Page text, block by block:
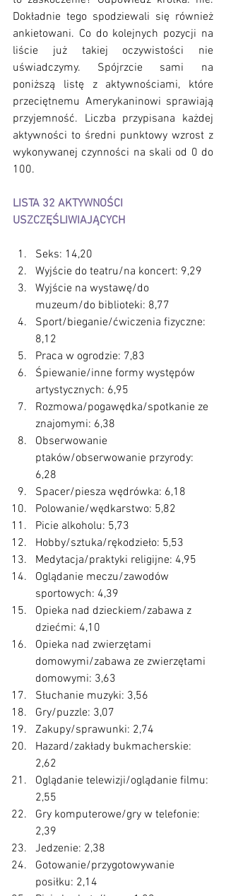
Dokładnie tego spodziewali się również
ankietowani. Co do kolejnych pozycji na
liście już takiej oczywistości nie
uświadczymy. Spójrzcie sami na
poniższą listę z aktywnościami, które
przeciętnemu Amerykaninowi sprawiają
przyjemność. Liczba przypisana każdej
aktywności to średni punktowy wzrost z
wykonywanej czynności na skali od 0 do
100.
LISTA 32 AKTYWNOŚCI
USZCZĘŚLIWIAJĄCYCH
Seks: 14,20
Wyjście do teatru/na koncert: 9,29
Wyjście na wystawę/do
muzeum/do biblioteki: 8,77
Sport/bieganie/ćwiczenia fizyczne:
8,12
Praca w ogrodzie: 7,83
Śpiewanie/inne formy występów
artystycznych: 6,95
Rozmowa/pogawędka/spotkanie ze
znajomymi: 6,38
Obserwowanie
ptaków/obserwowanie przyrody:
6,28
Spacer/piesza wędrówka: 6,18
Polowanie/wędkarstwo: 5,82
Picie alkoholu: 5,73
Hobby/sztuka/rękodzieło: 5,53
Medytacja/praktyki religijne: 4,95
Oglądanie meczu/zawodów
sportowych: 4,39
Opieka nad dzieckiem/zabawa z
dziećmi: 4,10
Opieka nad zwierzętami
domowymi/zabawa ze zwierzętami
domowymi: 3,63
Słuchanie muzyki: 3,56
Gry/puzzle: 3,07
Zakupy/sprawunki: 2,74
Hazard/zakłady bukmacherskie:
2,62
Oglądanie telewizji/oglądanie filmu:
2,55
Gry komputerowe/gry w telefonie:
2,39
Jedzenie: 2,38
Gotowanie/przygotowywanie
posiłku: 2,14